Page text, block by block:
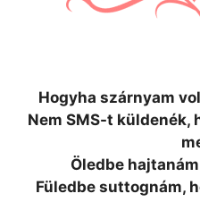
Hogyha szárnyam
Nem SMS-t küldenék,
Öledbe
Füledbe suttognám,